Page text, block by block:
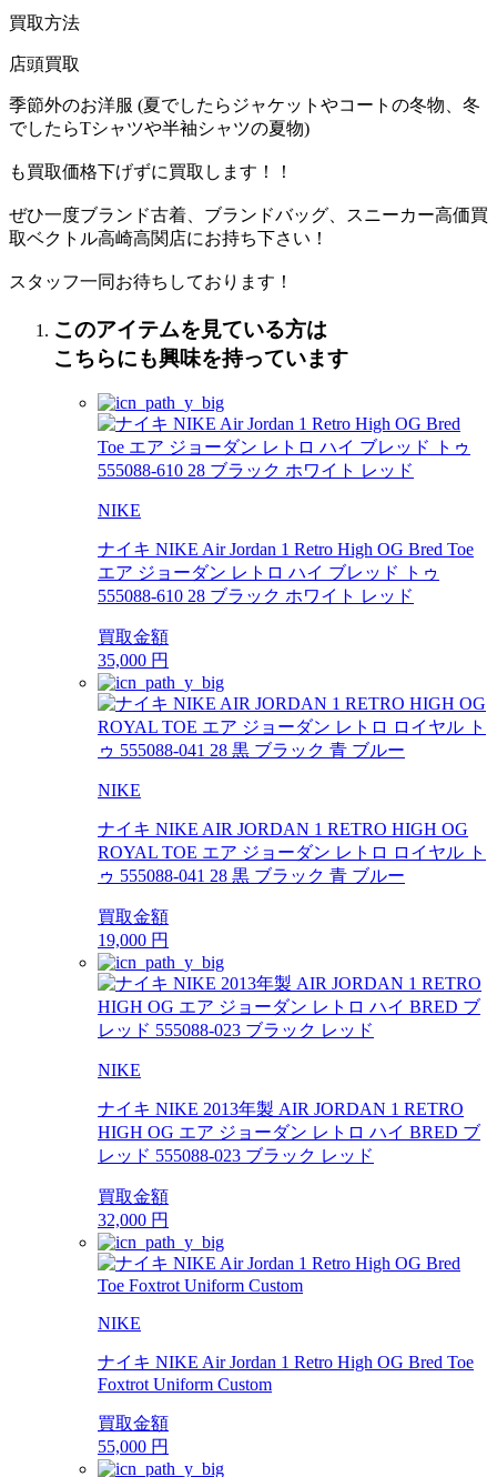
買取方法
店頭買取
季節外のお洋服 (夏でしたらジャケットやコートの冬物、冬
でしたらTシャツや半袖シャツの夏物)
も買取価格下げずに買取します！！
ぜひ一度ブランド古着、ブランドバッグ、スニーカー高価買
取ベクトル高崎高関店にお持ち下さい！
スタッフ一同お待ちしております！
このアイテムを見ている方は
こちらにも興味を持っています
NIKE
ナイキ NIKE Air Jordan 1 Retro High OG Bred Toe
エア ジョーダン レトロ ハイ ブレッド トゥ
555088-610 28 ブラック ホワイト レッド
買取金額
35,000 円
NIKE
ナイキ NIKE AIR JORDAN 1 RETRO HIGH OG
ROYAL TOE エア ジョーダン レトロ ロイヤル ト
ゥ 555088-041 28 黒 ブラック 青 ブルー
買取金額
19,000 円
NIKE
ナイキ NIKE 2013年製 AIR JORDAN 1 RETRO
HIGH OG エア ジョーダン レトロ ハイ BRED ブ
レッド 555088-023 ブラック レッド
買取金額
32,000 円
NIKE
ナイキ NIKE Air Jordan 1 Retro High OG Bred Toe
Foxtrot Uniform Custom
買取金額
55,000 円